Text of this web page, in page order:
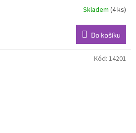
Skladem (4 ks)
Do košíku
Kód: 14201